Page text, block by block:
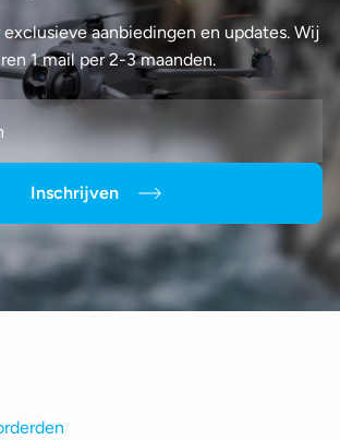
aanbiedingen en updates. Wij
1 mail per 2-3 maanden.
Inschrijven